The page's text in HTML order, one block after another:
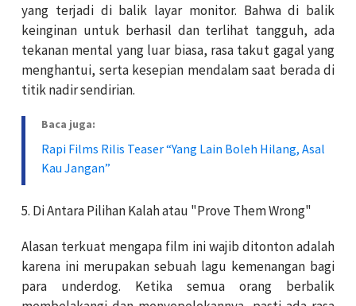
yang terjadi di balik layar monitor. Bahwa di balik
keinginan untuk berhasil dan terlihat tangguh, ada
tekanan mental yang luar biasa, rasa takut gagal yang
menghantui, serta kesepian mendalam saat berada di
titik nadir sendirian.
Baca juga:
Rapi Films Rilis Teaser “Yang Lain Boleh Hilang, Asal
Kau Jangan”
5. Di Antara Pilihan Kalah atau "Prove Them Wrong"
Alasan terkuat mengapa film ini wajib ditonton adalah
karena ini merupakan sebuah lagu kemenangan bagi
para underdog. Ketika semua orang berbalik